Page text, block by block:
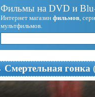
Фильмы на DVD и
Интернет магазин фильмов,
мультфильмов.
Смертельная гонка